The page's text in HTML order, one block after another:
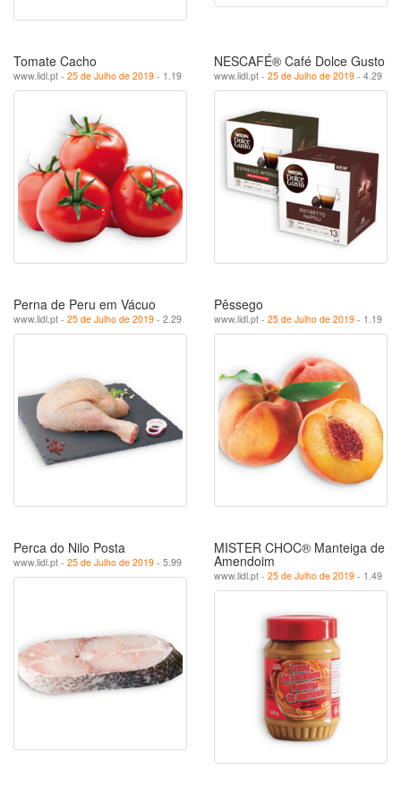
Tomate Cacho
www.lidl.pt - 25 de Julho de 2019 - 1.19
NESCAFÉ® Café Dolce Gusto
www.lidl.pt - 25 de Julho de 2019 - 4.29
Perna de Peru em Vácuo
www.lidl.pt - 25 de Julho de 2019 - 2.29
Pêssego
www.lidl.pt - 25 de Julho de 2019 - 1.19
Perca do Nilo Posta
www.lidl.pt - 25 de Julho de 2019 - 5.99
MISTER CHOC® Manteiga de
Amendoim
www.lidl.pt - 25 de Julho de 2019 - 1.49